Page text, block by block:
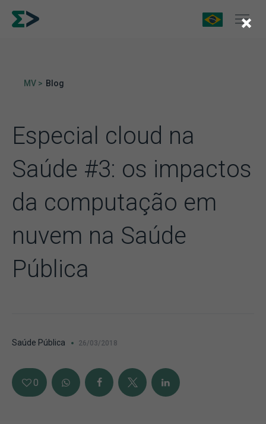
×
MV > Blog
Especial cloud na
Saúde #3: os impactos
da computação em
nuvem na Saúde
Pública
Saúde Pública 26/03/2018
0